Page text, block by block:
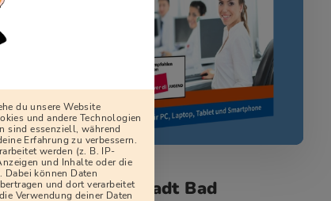
bei der Stadt Bad
du unsere Website
und andere Technologien
sind essenziell, während
Erfahrung zu verbessern.
werden (z. B. IP-
und Inhalte oder die
Dabei können Daten
und dort verarbeitet
Verwendung deiner Daten